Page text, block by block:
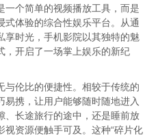
一个简单的视频播放工具，而是
体验的综合性娱乐平台。从通
享时光，手机影院以其独特的魅
，开启了一场掌上娱乐的新纪
与伦比的便捷性。相较于传统的
携，让用户能够随时随地进入
、长途旅行的途中，还是睡前放
资源便触手可及。这种“碎片化